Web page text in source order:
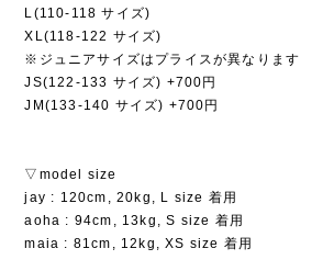
L(110-118 サイズ)
XL(118-122 サイズ)
※ジュニアサイズはプライスが異なります
JS(122-133 サイズ) +700円
JM(133-140 サイズ) +700円
▽model size
jay : 120cm, 20kg, L size 着用
aoha : 94cm, 13kg, S size 着用
maia : 81cm, 12kg, XS size 着用